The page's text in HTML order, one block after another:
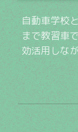
自動車学校
まで教習車
効活用しな